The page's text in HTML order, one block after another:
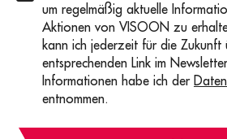
um regelmäßig aktuelle
Aktionen von VISOON zu
kann ich jederzeit für die Zukunft
entsprechenden Link im
Informationen habe ich der
entnommen.